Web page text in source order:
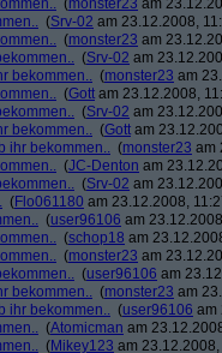
(monster23 am
(Srv-02 am 23.12.2008,
(monster23 am
(Srv-02 am
bekommen.. (monster23 am
(Gott am 23.12.2008,
(Srv-02 am
bekommen.. (Gott am
ihr bekommen.. (monster23 am
(JC-Denton am
(Srv-02 am
(Flo061180 am 23.12.2008,
(user96106 am
(schop18 am
(monster23 am
(user96106 am
bekommen.. (monster23 am
ihr bekommen.. (user96106 am
(Atomicman am
(Mikey123 am